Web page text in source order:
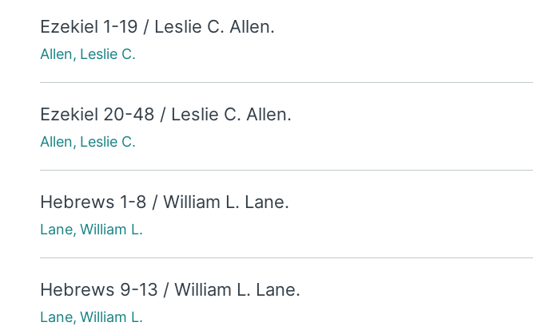
Ezekiel 1-19 / Leslie C. Allen.
Allen, Leslie C.
Ezekiel 20-48 / Leslie C. Allen.
Allen, Leslie C.
Hebrews 1-8 / William L. Lane.
Lane, William L.
Hebrews 9-13 / William L. Lane.
Lane, William L.